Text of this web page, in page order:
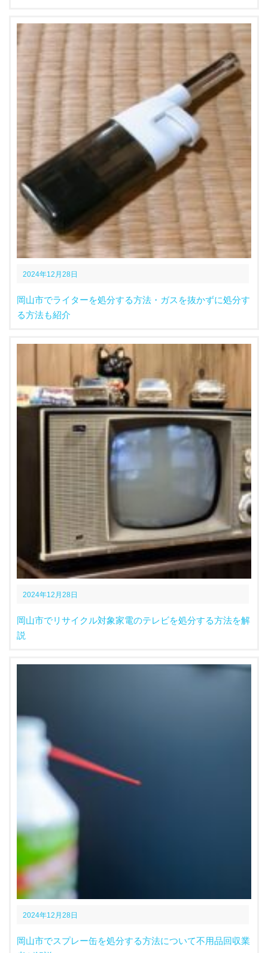
2024年12月28日
岡山市でライターを処分する方法・ガスを抜かずに処分す
る方法も紹介
2024年12月28日
岡山市でリサイクル対象家電のテレビを処分する方法を解
説
2024年12月28日
岡山市でスプレー缶を処分する方法について不用品回収業